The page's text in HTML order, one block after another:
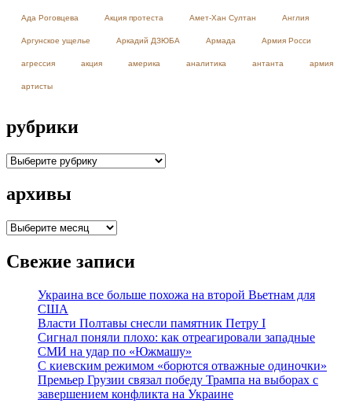
Ада Роговцева Акция протеста Амет-Хан Султан Англия
Аргунское ущелье Аркадий ДЗЮБА Армада Армия Росси
агрессия акция америка аналитика антанта армия
артисты
рубрики
рубрики
архивы
архивы
Свежие записи
Украина все больше похожа на второй Вьетнам для
США
Власти Полтавы снесли памятник Петру I
Сигнал поняли плохо: как отреагировали западные
СМИ на удар по «Южмашу»
С киевским режимом «борются отважные одиночки»
Премьер Грузии связал победу Трампа на выборах с
завершением конфликта на Украине